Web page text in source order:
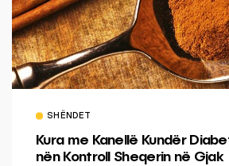
SHËNDET
Kura me Kanellë Kundër
nën Kontroll Sheqerin në Gjak